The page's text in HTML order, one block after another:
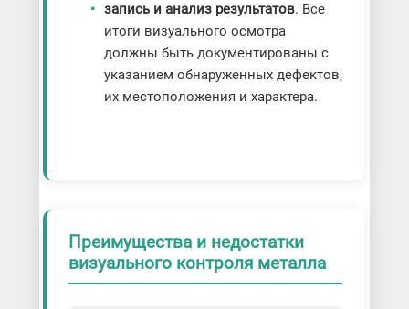
запись и анализ результатов. Все
итоги визуального осмотра
должны быть документированы с
указанием обнаруженных дефектов,
их местоположения и характера.
Преимущества и недостатки
визуального контроля металла